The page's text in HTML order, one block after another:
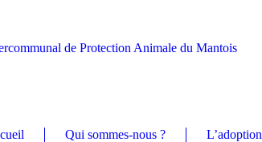
de Protection Animale du Mantois
Qui sommes-nous ? L’adoption